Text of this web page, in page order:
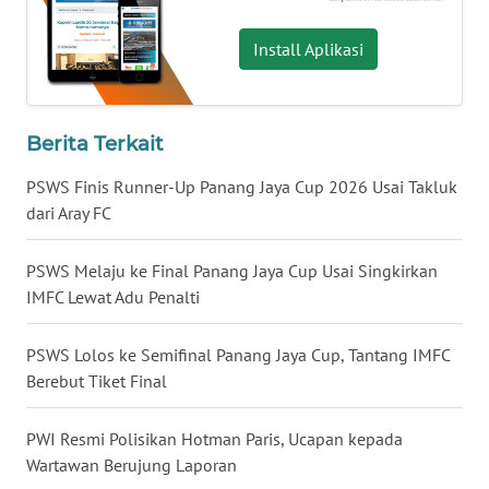
Install Aplikasi
Berita Terkait
PSWS Finis Runner-Up Panang Jaya Cup 2026 Usai Takluk
dari Aray FC
PSWS Melaju ke Final Panang Jaya Cup Usai Singkirkan
IMFC Lewat Adu Penalti
PSWS Lolos ke Semifinal Panang Jaya Cup, Tantang IMFC
Berebut Tiket Final
PWI Resmi Polisikan Hotman Paris, Ucapan kepada
Wartawan Berujung Laporan
WN
BABEL
WN
SUMBAR
WN
SUMSEL
WN
BENGKULU
WN
LAMPUNG
WN
JATENG